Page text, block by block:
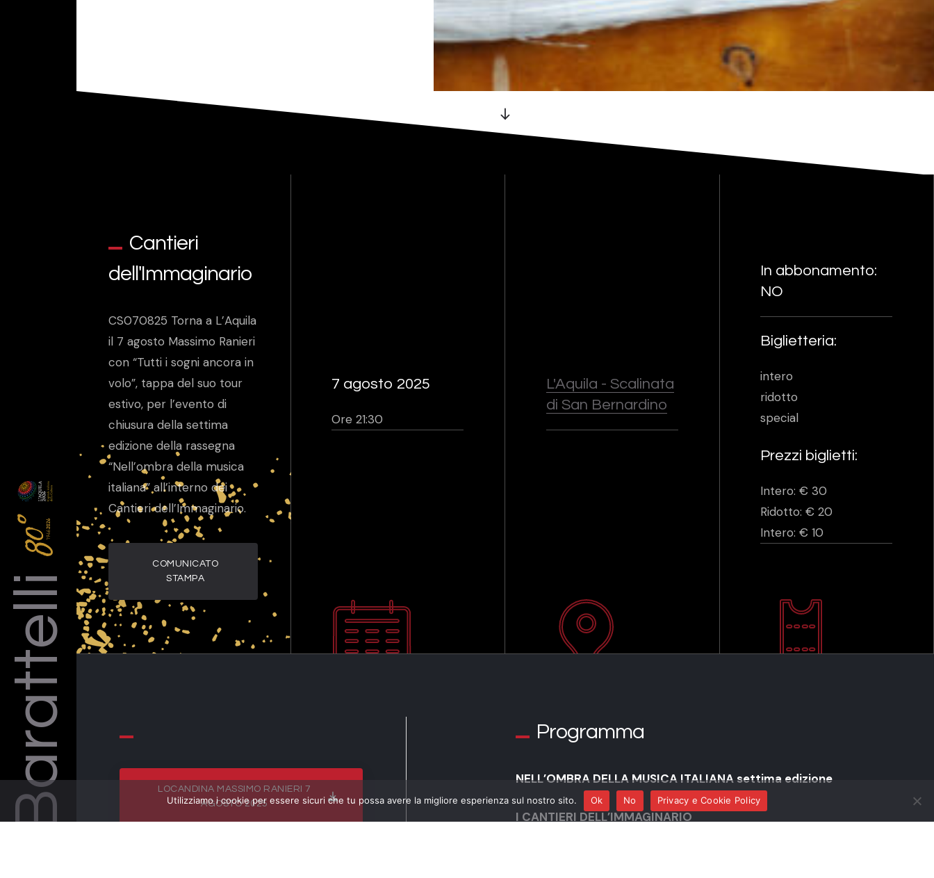
Barattelli
Cantieri
dell'Immaginario
CS070825 Torna a L’Aquila
il 7 agosto Massimo Ranieri
con “Tutti i sogni ancora in
volo”, tappa del suo tour
estivo, per l’evento di
chiusura della settima
edizione della rassegna
“Nell’ombra della musica
italiana” all’interno dei
Cantieri dell’Immaginario.
COMUNICATO
STAMPA
7 agosto 2025
Ore 21:30
L'Aquila - Scalinata
di San Bernardino
In abbonamento:
NO
Biglietteria:
intero
ridotto
special
Prezzi biglietti:
Intero: € 30
Ridotto: € 20
Intero: € 10
LOCANDINA MASSIMO RANIERI 7
AGOSTO 2025
Programma
NELL’OMBRA DELLA MUSICA ITALIANA settima edizione
I CANTIERI DELL’IMMAGINARIO
Utilizziamo i cookie per essere sicuri che tu possa avere la migliore esperienza sul nostro sito. Ok No Privacy e Cookie Policy